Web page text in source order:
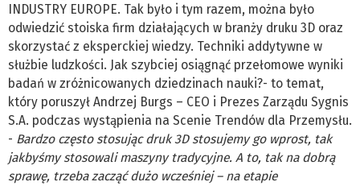
INDUSTRY EUROPE. Tak było i tym razem, można było
odwiedzić stoiska firm działających w branży druku 3D oraz
skorzystać z eksperckiej wiedzy. Techniki addytywne w
służbie ludzkości. Jak szybciej osiągnąć przełomowe wyniki
badań w zróżnicowanych dziedzinach nauki?- to temat,
który poruszył Andrzej Burgs – CEO i Prezes Zarządu Sygnis
S.A. podczas wystąpienia na Scenie Trendów dla Przemysłu.
- Bardzo często stosując druk 3D stosujemy go wprost, tak
jakbyśmy stosowali maszyny tradycyjne. A to, tak na dobrą
sprawę, trzeba zacząć dużo wcześniej – na etapie